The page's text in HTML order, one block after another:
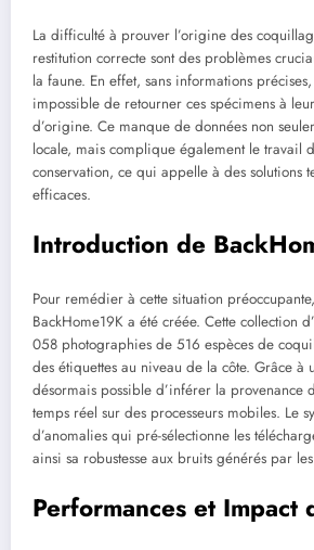
La difficulté à prouver l’origine des
restitution correcte sont des problèmes
la faune. En effet, sans informations
impossible de retourner ces spécimens à
d’origine. Ce manque de données non
locale, mais complique également le travail
conservation, ce qui appelle à des solutions
efficaces.
Introduction de
Pour remédier à cette situation
BackHome19K a été créée. Cette collection
058 photographies de 516 espèces de
des étiquettes au niveau de la côte. Grâce
désormais possible d’inférer la provenance
temps réel sur des processeurs mobiles. Le
d’anomalies qui pré-sélectionne les
ainsi sa robustesse aux bruits générés par
Performances et Impact